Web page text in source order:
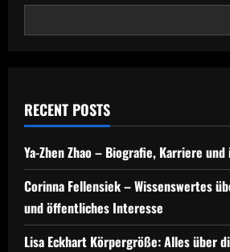
der
Ehefrau
RECENT POSTS
Ya-Zhen Zhao – Biografie, Karriere
Corinna Fellensiek – Wissenswertes
und öffentliches Interesse
Lisa Eckhart Körpergröße: Alles über